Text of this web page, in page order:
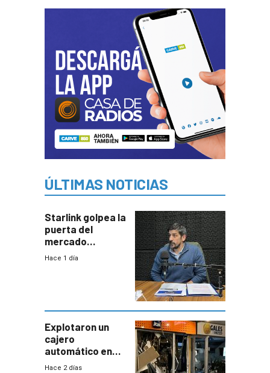
ÚLTIMAS NOTICIAS
Starlink golpea la
puerta del
mercado
uruguayo y Antel
con mayor
miedo”
Hace 1 día
Explotaron un
cajero
automático en
Parque Miramar;
Hace 2 días